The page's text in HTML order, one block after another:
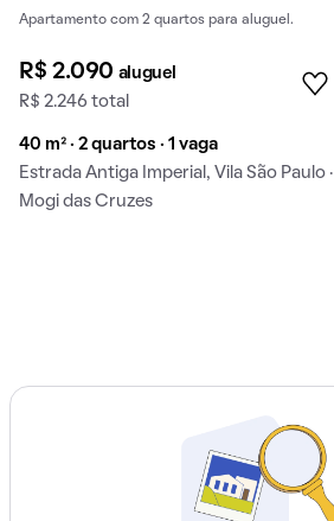
Apartamento com 2 quartos para aluguel.
R$ 2.090 aluguel
R$ 2.246 total
40 m² · 2 quartos · 1 vaga
Estrada Antiga Imperial, Vila São Paulo ·
Mogi das Cruzes